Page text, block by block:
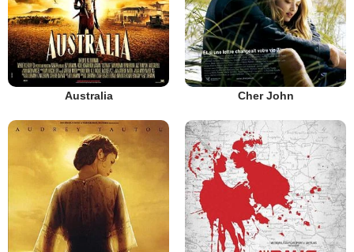
Australia Cher John